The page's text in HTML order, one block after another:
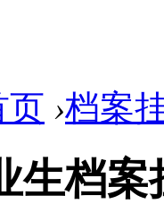
页 ›档案
生档